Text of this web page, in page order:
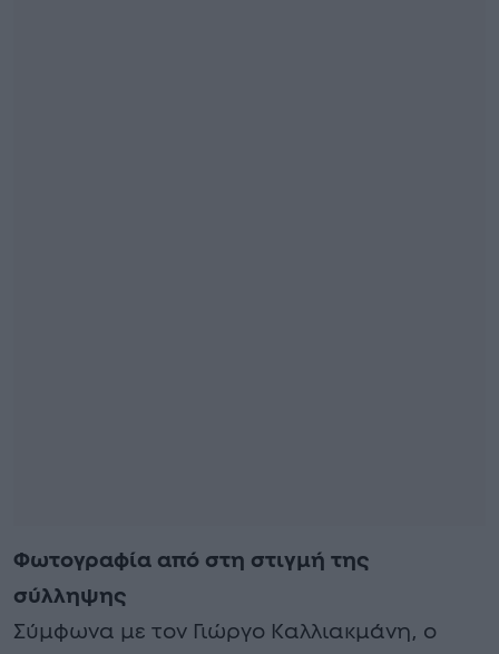
Φωτογραφία από στη στιγμή της
σύλληψης
Σύμφωνα με τον Γιώργο Καλλιακμάνη, ο